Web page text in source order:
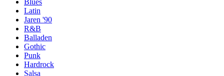
Blues
Latin
Jaren '90
R&B
Balladen
Gothic
Punk
Hardrock
Salsa